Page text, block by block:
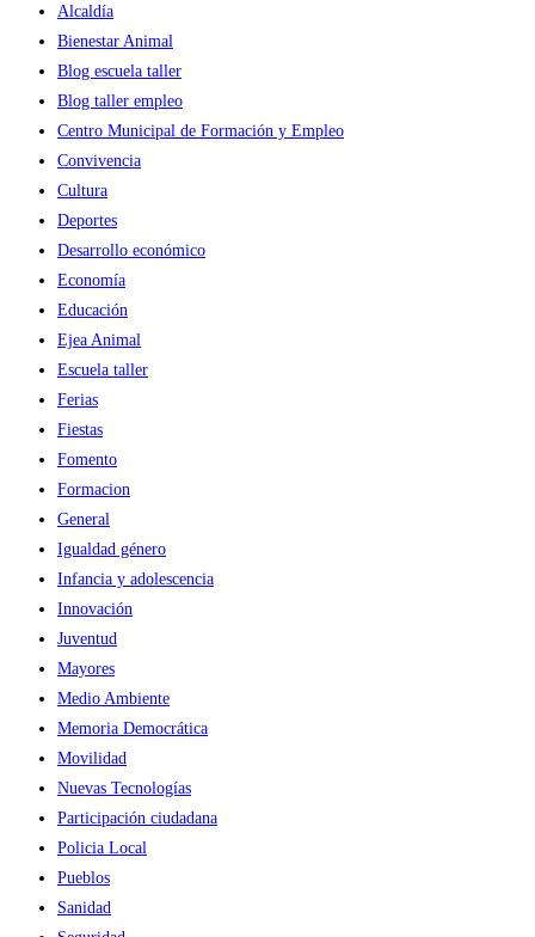
Alcaldía
Bienestar Animal
Blog escuela taller
Blog taller empleo
Centro Municipal de Formación y Empleo
Convivencia
Cultura
Deportes
Desarrollo económico
Economía
Educación
Ejea Animal
Escuela taller
Ferias
Fiestas
Fomento
Formacion
General
Igualdad género
Infancia y adolescencia
Innovación
Juventud
Mayores
Medio Ambiente
Memoria Democrática
Movilidad
Nuevas Tecnologías
Participación ciudadana
Policia Local
Pueblos
Sanidad